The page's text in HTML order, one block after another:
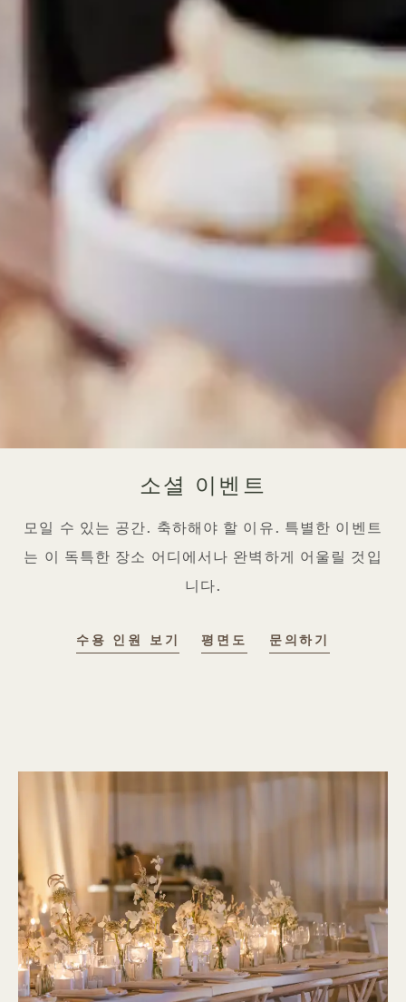
소셜 이벤트
모일 수 있는 공간. 축하해야 할 이유. 특별한 이벤트
는 이 독특한 장소 어디에서나 완벽하게 어울릴 것입
니다.
수용 인원 보기 평면도 문의하기